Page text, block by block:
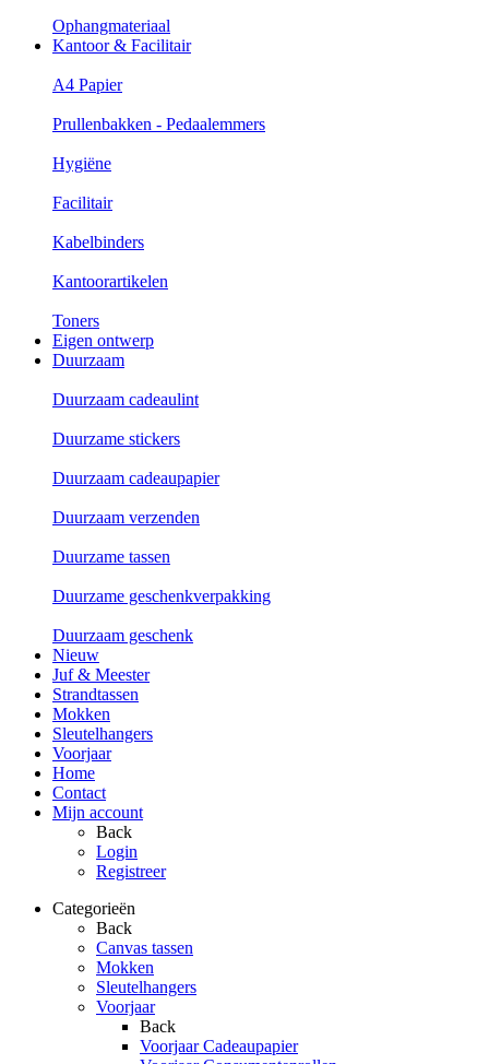
Ophangmateriaal
Kantoor & Facilitair
A4 Papier
Prullenbakken - Pedaalemmers
Hygiëne
Facilitair
Kabelbinders
Kantoorartikelen
Toners
Eigen ontwerp
Duurzaam
Duurzaam cadeaulint
Duurzame stickers
Duurzaam cadeaupapier
Duurzaam verzenden
Duurzame tassen
Duurzame geschenkverpakking
Duurzaam geschenk
Nieuw
Juf & Meester
Strandtassen
Mokken
Sleutelhangers
Voorjaar
Home
Contact
Mijn account
Back
Login
Registreer
Categorieën
Back
Canvas tassen
Mokken
Sleutelhangers
Voorjaar
Back
Voorjaar Cadeaupapier